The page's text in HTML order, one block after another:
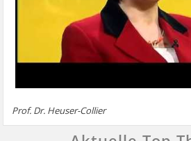
Prof. Dr. Heuser-Collier